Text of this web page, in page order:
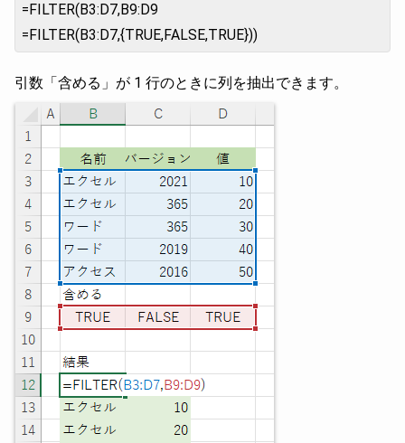
=FILTER(B3:D7,B9:D9
=FILTER(B3:D7,{TRUE,FALSE,TRUE}))
引数「含める」が 1 行のときに列を抽出できます。